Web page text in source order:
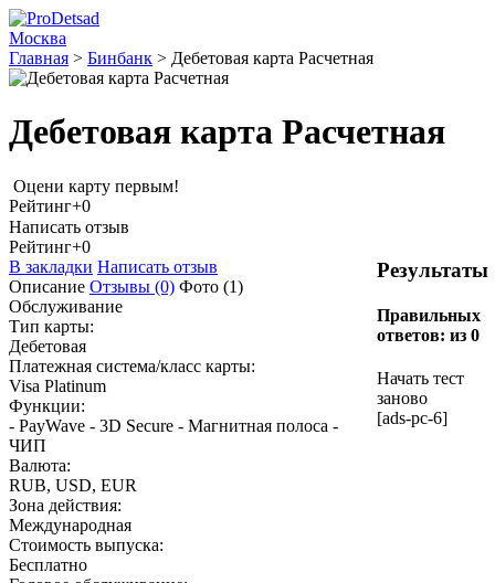
Москва
Главная > Бинбанк > Дебетовая карта Расчетная
Дебетовая карта Расчетная
Оцени карту первым!
Рейтинг+0
Написать отзыв
Результаты
Правильных
ответов: из 0
Начать тест
заново
[ads-pc-6]
Рейтинг+0
В закладки Написать отзыв
Описание Отзывы (0) Фото (1)
Обслуживание
Тип карты:
Дебетовая
Платежная система/класс карты:
Visa Platinum
Функции:
- PayWave - 3D Secure - Магнитная полоса -
ЧИП
Валюта:
RUB, USD, EUR
Зона действия:
Международная
Стоимость выпуска:
Бесплатно